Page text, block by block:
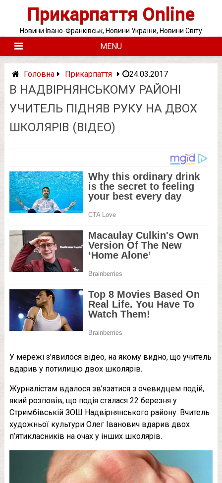
Прикарпаття Online
Новини Івано-Франківськ, Новини України, Новини Світу
MENU
Головна Прикарпаття 24.03.2017
В НАДВІРНЯНСЬКОМУ РАЙОНІ
УЧИТЕЛЬ ПІДНЯВ РУКУ НА ДВОХ
ШКОЛЯРІВ (ВІДЕО)
У мережі з’явилося відео, на якому видно, що учитель
вдарив у потилицю двох школярів.
Журналістам вдалося зв’язатися з очевидцем подій,
який розповів, що подія сталася 22 березня у
Стримбівській ЗОШ Надвірнянського району. Вчитель
художньої культури Олег Іванович вдарив двох
п’ятикласників на очах у інших школярів.